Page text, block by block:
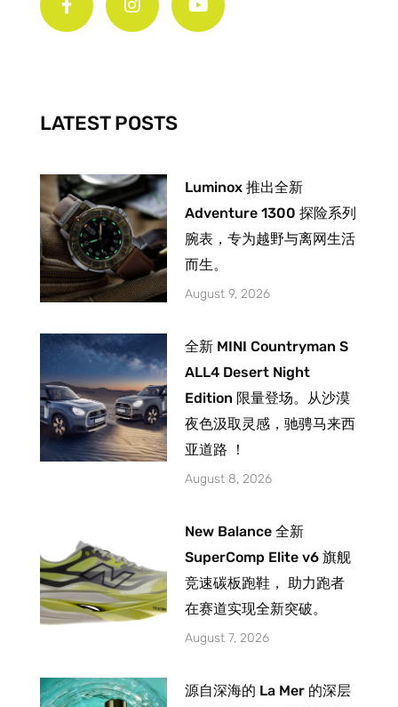
c
-
f
s
m
u
LATEST POSTS
Luminox 推出全新
Adventure 1300 探险系列
腕表，专为越野与离网生活
而生。
August 9, 2026
全新 MINI Countryman S
ALL4 Desert Night
Edition 限量登场。从沙漠
夜色汲取灵感，驰骋马来西
亚道路 ！
August 8, 2026
New Balance 全新
SuperComp Elite v6 旗舰
竞速碳板跑鞋， 助力跑者
在赛道实现全新突破。
August 7, 2026
源自深海的 La Mer 的深层